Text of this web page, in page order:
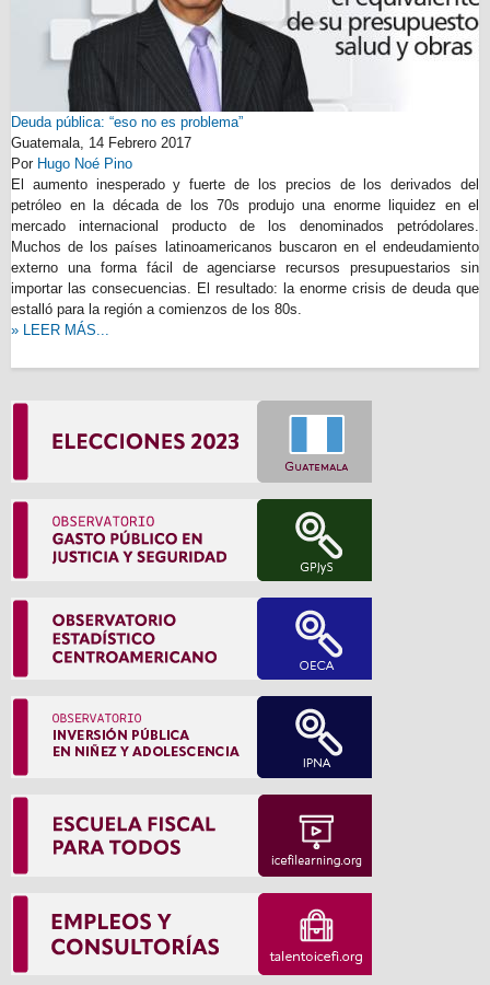
Deuda pública: “eso no es problema”
Guatemala, 14 Febrero 2017
Por Hugo Noé Pino
El aumento inesperado y fuerte de los precios de los derivados del
petróleo en la década de los 70s produjo una enorme liquidez en el
mercado internacional producto de los denominados petródolares.
Muchos de los países latinoamericanos buscaron en el endeudamiento
externo una forma fácil de agenciarse recursos presupuestarios sin
importar las consecuencias. El resultado: la enorme crisis de deuda que
estalló para la región a comienzos de los 80s.
» LEER MÁS...